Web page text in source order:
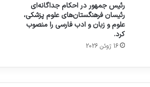
رئیس جمهور در احکام جداگانه‌ای
رئیسان فرهنگستان‌های علوم پزشکی،
علوم و زبان و ادب فارسی را منصوب
کرد.
16 ژوئن 2026